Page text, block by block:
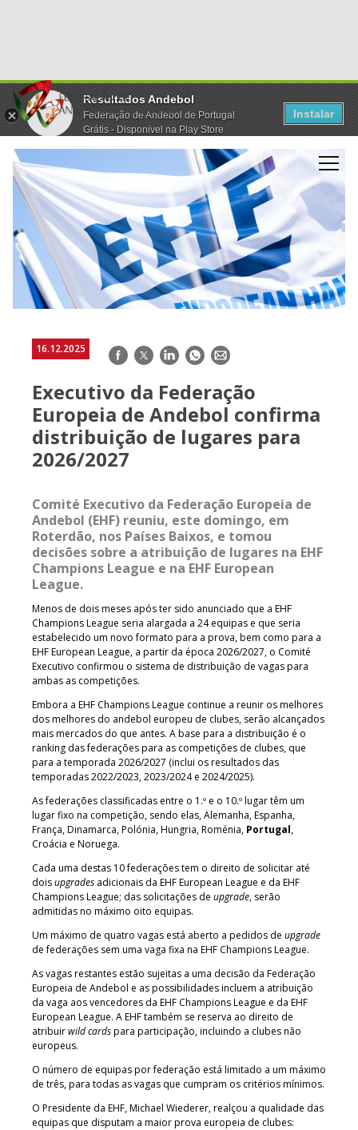
Resultados Andebol
Federação de Andebol de Portugal
Grátis - Disponivel na Play Store
Instalar
16.12.2025 Facebook
TwitterLinkedInWhatsApp
E-
Executivo da Federação
Europeia de Andebol confirma
distribuição de lugares para
2026/2027
Comité Executivo da Federação Europeia de
Andebol (EHF) reuniu, este domingo, em
Roterdão, nos Países Baixos, e tomou
decisões sobre a atribuição de lugares na EHF
Champions League e na EHF European
League.
Menos de dois meses após ter sido anunciado que a EHF
Champions League seria alargada a 24 equipas e que seria
estabelecido um novo formato para a prova, bem como para a
EHF European League, a partir da época 2026/2027, o Comité
Executivo confirmou o sistema de distribuição de vagas para
ambas as competições.
Embora a EHF Champions League continue a reunir os melhores
dos melhores do andebol europeu de clubes, serão alcançados
mais mercados do que antes. A base para a distribuição é o
ranking das federações para as competições de clubes, que
para a temporada 2026/2027 (inclui os resultados das
temporadas 2022/2023, 2023/2024 e 2024/2025).
As federações classificadas entre o 1.º e o 10.º lugar têm um
lugar fixo na competição, sendo elas, Alemanha, Espanha,
França, Dinamarca, Polónia, Hungria, Roménia, Portugal,
Croácia e Noruega.
Cada uma destas 10 federações tem o direito de solicitar até
doisupgrades adicionais da EHF European League e da EHF
Champions League; das solicitações de upgrade, serão
admitidas no máximo oito equipas.
Um máximo de quatro vagas está aberto a pedidos de upgrade
de federações sem uma vaga fixa na EHF Champions League.
As vagas restantes estão sujeitas a uma decisão da Federação
Europeia de Andebol e as possibilidades incluem a atribuição
da vaga aos vencedores da EHF Champions League e da EHF
European League. A EHF também se reserva ao direito de
atribuirwild cardspara participação, incluindo a clubes não
europeus.
O número de equipas por federação está limitado a um máximo
de três, para todas as vagas que cumpram os critérios mínimos.
O Presidente da EHF, Michael Wiederer, realçou a qualidade das
equipas que disputam a maior prova europeia de clubes: